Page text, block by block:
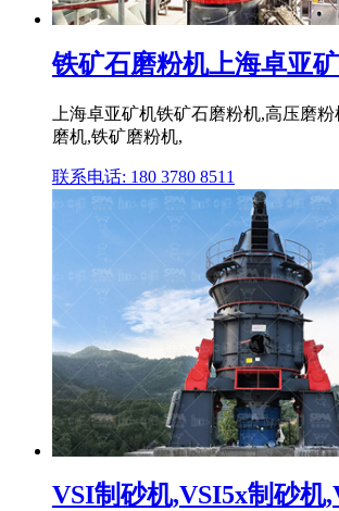
铁矿石磨粉机上海卓亚
上海卓亚矿机铁矿石磨粉机,高压磨
磨机,铁矿磨粉机,
联系电话: 180 3780 8511
VSI制砂机,VSI5x制砂机